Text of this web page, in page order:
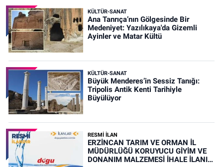
KÜLTÜR-SANAT
Ana Tanrıça’nın Gölgesinde Bir
Medeniyet: Yazılıkaya'da Gizemli
Ayinler ve Matar Kültü
KÜLTÜR-SANAT
Büyük Menderes’in Sessiz Tanığı:
Tripolis Antik Kenti Tarihiyle
Büyülüyor
RESMİ İLAN
ERZİNCAN TARIM VE ORMAN İL
MÜDÜRLÜĞÜ KORUYUCU GİYİM VE
DONANIM MALZEMESİ İHALE İLANI